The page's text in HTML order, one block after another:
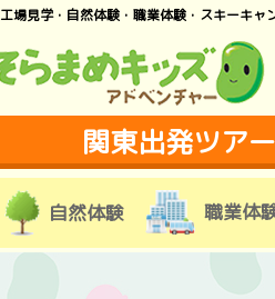
工場見学・自然体験・職業体験・スキーキ
関東出発ツアー
自然体験 職業体